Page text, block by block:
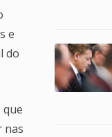
e
do
nas